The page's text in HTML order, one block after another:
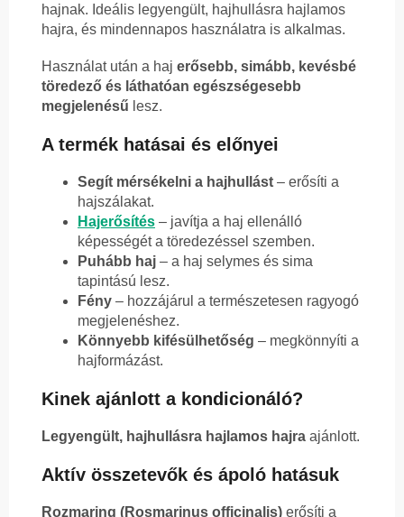
hajnak. Ideális legyengült, hajhullásra hajlamos
hajra, és mindennapos használatra is alkalmas.
Használat után a haj erősebb, simább, kevésbé
töredező és láthatóan egészségesebb
megjelenésű lesz.
A termék hatásai és előnyei
Segít mérsékelni a hajhullást – erősíti a
hajszálakat.
Hajerősítés – javítja a haj ellenálló
képességét a töredezéssel szemben.
Puhább haj – a haj selymes és sima
tapintású lesz.
Fény – hozzájárul a természetesen ragyogó
megjelenéshez.
Könnyebb kifésülhetőség – megkönnyíti a
hajformázást.
Kinek ajánlott a kondicionáló?
Legyengült, hajhullásra hajlamos hajra ajánlott.
Aktív összetevők és ápoló hatásuk
Rozmaring (Rosmarinus officinalis) erősíti a